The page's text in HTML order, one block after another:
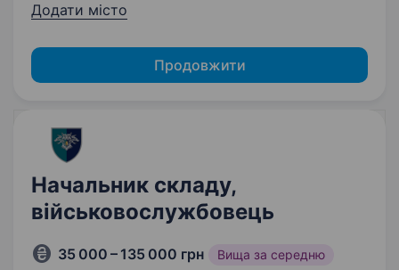
Додати місто
Продовжити
Начальник складу,
військовослужбовець
35 000 – 135 000 грн Вища за середню